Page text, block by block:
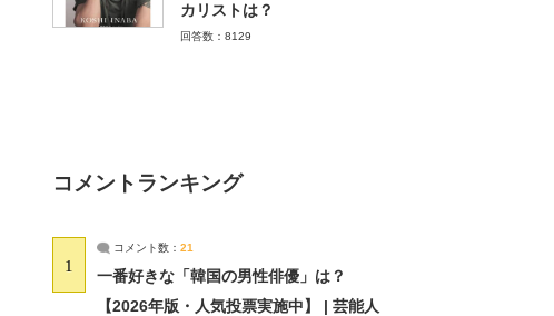
カリストは？
回答数：8129
コメントランキング
1
コメント数： 21
一番好きな「韓国の男性俳優」は？
【2026年版・人気投票実施中】 | 芸能人